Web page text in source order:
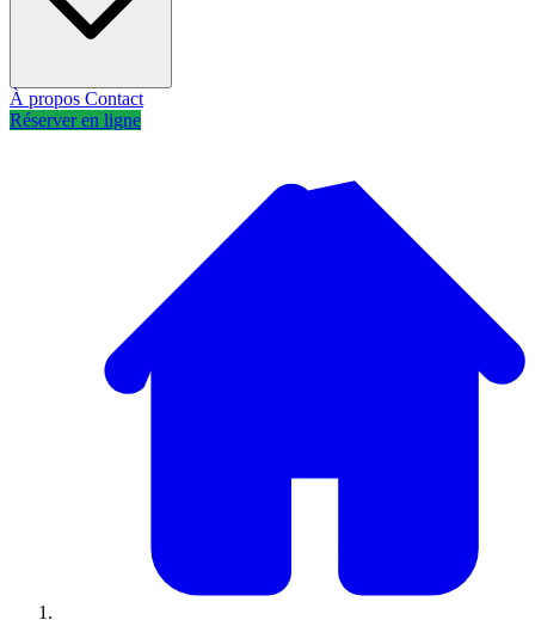
À propos Contact
Réserver en ligne